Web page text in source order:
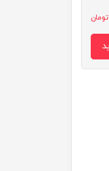
تومان